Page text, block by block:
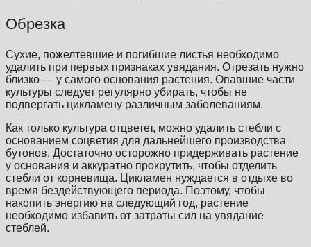
Обрезка
Сухие, пожелтевшие и погибшие листья необходимо
удалить при первых признаках увядания. Отрезать нужно
близко — у самого основания растения. Опавшие части
культуры следует регулярно убирать, чтобы не
подвергать цикламену различным заболеваниям.
Как только культура отцветет, можно удалить стебли с
основанием соцветия для дальнейшего производства
бутонов. Достаточно осторожно придерживать растение
у основания и аккуратно прокрутить, чтобы отделить
стебли от корневища. Цикламен нуждается в отдыхе во
время бездействующего периода. Поэтому, чтобы
накопить энергию на следующий год, растение
необходимо избавить от затраты сил на увядание
стеблей.